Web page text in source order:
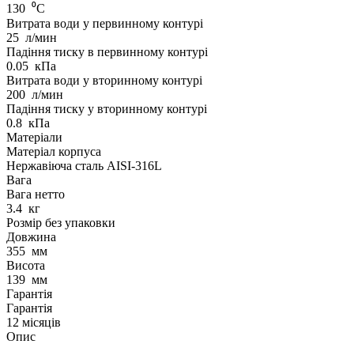
130 ⁰С
Витрата води у первинному контурі
25 л/мин
Падіння тиску в первинному контурі
0.05 кПа
Витрата води у вторинному контурі
200 л/мин
Падіння тиску у вторинному контурі
0.8 кПа
Матеріали
Матеріал корпуса
Нержавіюча сталь AISI-316L
Вага
Вага нетто
3.4 кг
Розмір без упаковки
Довжина
355 мм
Висота
139 мм
Гарантія
Гарантія
12 місяців
Опис